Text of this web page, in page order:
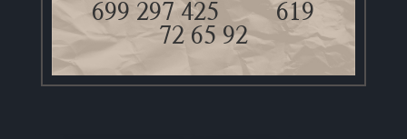
699 297 425619
72 65 92